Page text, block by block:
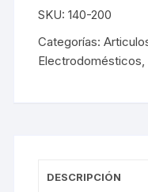
SKU:140-200
Categorías:
Electrodomésticos
DESCRIPCIÓN